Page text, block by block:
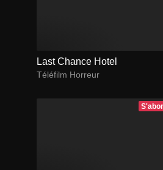
Last Chance Hotel
Téléfilm Horreur